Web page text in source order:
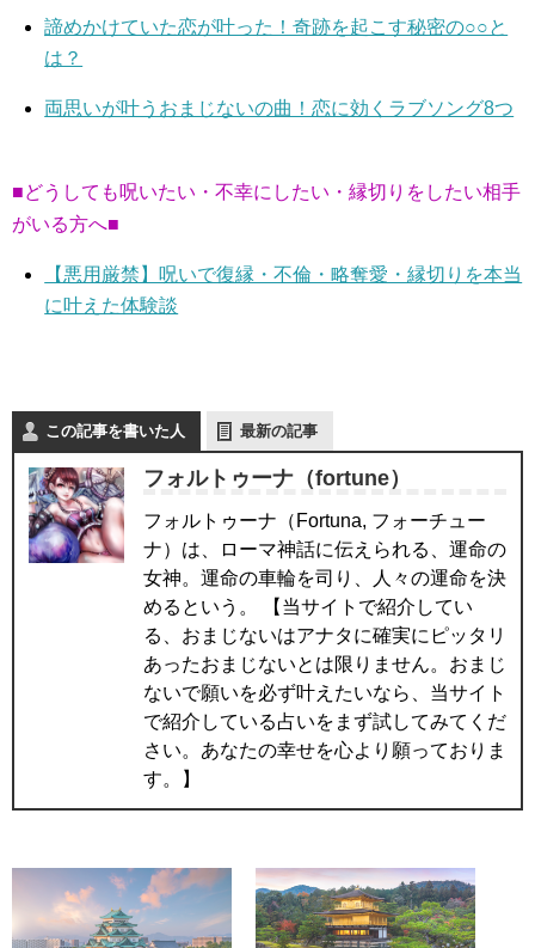
諦めかけていた恋が叶った！奇跡を起こす秘密の○○と
は？
両思いが叶うおまじないの曲！恋に効くラブソング8つ
■どうしても呪いたい・不幸にしたい・縁切りをしたい相手
がいる方へ■
【悪用厳禁】呪いで復縁・不倫・略奪愛・縁切りを本当
に叶えた体験談
この記事を書いた人 最新の記事
フォルトゥーナ（fortune）
フォルトゥーナ（Fortuna, フォーチュー
ナ）は、ローマ神話に伝えられる、運命の
女神。運命の車輪を司り、人々の運命を決
めるという。 【当サイトで紹介してい
る、おまじないはアナタに確実にピッタリ
あったおまじないとは限りません。おまじ
ないで願いを必ず叶えたいなら、当サイト
で紹介している占いをまず試してみてくだ
さい。あなたの幸せを心より願っておりま
す。】